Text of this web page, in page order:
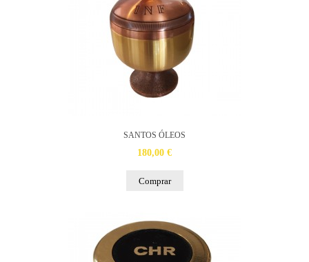
SANTOS ÓLEOS
180,00 €
Comprar